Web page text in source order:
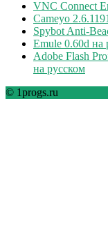
VNC Connect
Cameyo
Spybot Anti-
Emule 0.60d на
Adobe Flash
на русском
© 1progs.ru